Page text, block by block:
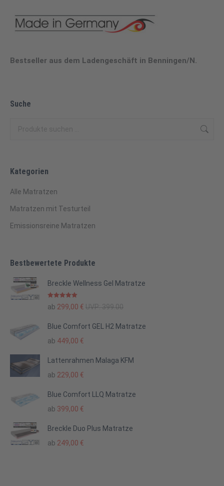
Bestseller aus dem Ladengeschäft in Benningen/N.
Suche
Kategorien
Alle Matratzen
Matratzen mit Testurteil
Emissionsreine Matratzen
Bestbewertete Produkte
Breckle Wellness Gel Matratze
Bewertet mit
5.00von 5
ab 299,00 € UVP: 399.00
Blue Comfort GEL H2 Matratze
ab 449,00 €
Lattenrahmen Malaga KFM
ab 229,00 €
Blue Comfort LLQ Matratze
ab 399,00 €
Breckle Duo Plus Matratze
ab 249,00 €